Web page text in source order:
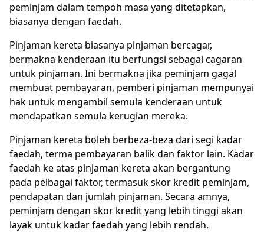
peminjam dalam tempoh masa yang ditetapkan,
biasanya dengan faedah.
Pinjaman kereta biasanya pinjaman bercagar,
bermakna kenderaan itu berfungsi sebagai cagaran
untuk pinjaman. Ini bermakna jika peminjam gagal
membuat pembayaran, pemberi pinjaman mempunyai
hak untuk mengambil semula kenderaan untuk
mendapatkan semula kerugian mereka.
Pinjaman kereta boleh berbeza-beza dari segi kadar
faedah, terma pembayaran balik dan faktor lain. Kadar
faedah ke atas pinjaman kereta akan bergantung
pada pelbagai faktor, termasuk skor kredit peminjam,
pendapatan dan jumlah pinjaman. Secara amnya,
peminjam dengan skor kredit yang lebih tinggi akan
layak untuk kadar faedah yang lebih rendah.